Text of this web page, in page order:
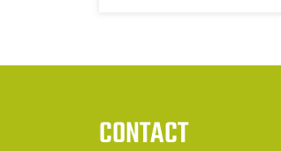
CONTACT